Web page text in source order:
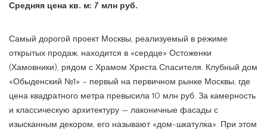
Средняя цена кв. м: 7 млн руб.
Самый дорогой проект Москвы, реализуемый в режиме
открытых продаж, находится в «сердце» Остоженки
(Хамовники), рядом с Храмом Христа Спасителя. Клубный дом
«Обыденский №1» – первый на первичном рынке Москвы, где
цена квадратного метра превысила 10 млн руб. За камерность
и классическую архитектуру — лаконичные фасады с
изысканным декором, его называют «дом-шкатулка». При этом